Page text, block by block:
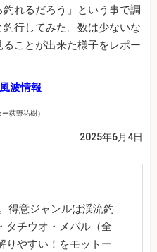
れるだろう」という事で調
行してみた。数は少ないな
ことが出来た様子をレポー
波情報
荻野祐樹）
2025年6月4日
得意ジャンルは渓流釣
タチウオ・メバル（全
りやすい！をモットー